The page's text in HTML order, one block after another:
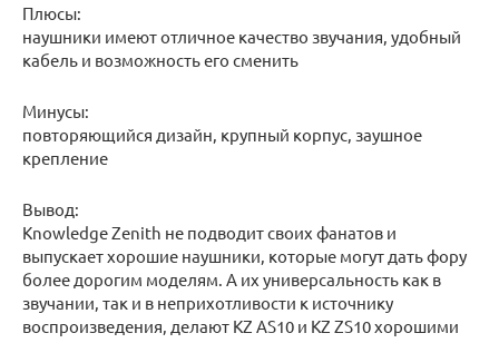
Плюсы:
наушники имеют отличное качество звучания, удобный
кабель и возможность его сменить
Минусы:
повторяющийся дизайн, крупный корпус, заушное
крепление
Вывод:
Knowledge Zenith не подводит своих фанатов и
выпускает хорошие наушники, которые могут дать фору
более дорогим моделям. А их универсальность как в
звучании, так и в неприхотливости к источнику
воспроизведения, делают KZ AS10 и KZ ZS10 хорошими